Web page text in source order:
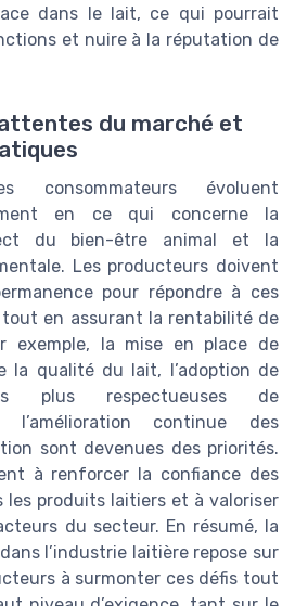
dans le lait, ce qui pourrait
et nuire à la réputation de
du marché et
consommateurs évoluent
en ce qui concerne la
du bien-être animal et la
Les producteurs doivent
pour répondre à ces
tout en assurant la rentabilité de
exemple, la mise en place de
la qualité du lait, l’adoption de
plus respectueuses de
l’amélioration continue des
sont devenues des priorités.
à renforcer la confiance des
les produits laitiers et à valoriser
du secteur. En résumé, la
l’industrie laitière repose sur
à surmonter ces défis tout